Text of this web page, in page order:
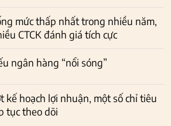
mức thấp nhất trong nhiều năm,
CTCK đánh giá tích cực
ngân hàng “nổi sóng”
kế hoạch lợi nhuận, một số chỉ tiêu
tục theo dõi